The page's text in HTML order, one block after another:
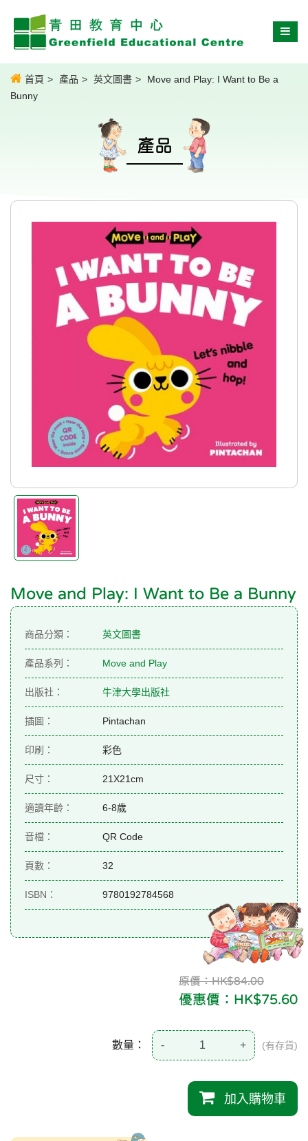
首頁 產品 英文圖書
Move and Play: I Want to Be a
Bunny
產品
Move and Play: I Want to Be a Bunny
商品分類： 英文圖書
產品系列： Move and Play
出版社： 牛津大學出版社
插圖： Pintachan
印刷： 彩色
尺寸： 21X21cm
適讀年齡： 6-8歲
音檔： QR Code
頁數： 32
ISBN： 9780192784568
原價：HK$84.00
優惠價：HK$75.60
數量： - + (有存貨)
加入購物車